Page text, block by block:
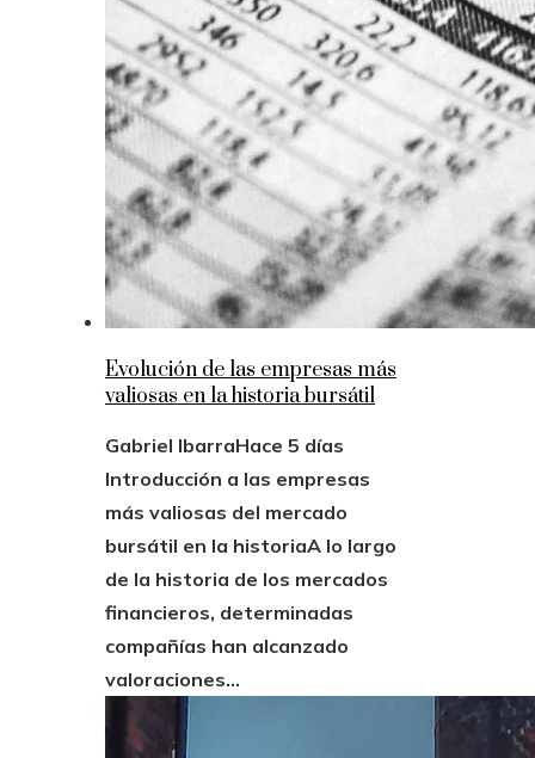
Evolución de las empresas más
valiosas en la historia bursátil
Gabriel IbarraHace 5 días
Introducción a las empresas
más valiosas del mercado
bursátil en la historiaA lo largo
de la historia de los mercados
financieros, determinadas
compañías han alcanzado
valoraciones...